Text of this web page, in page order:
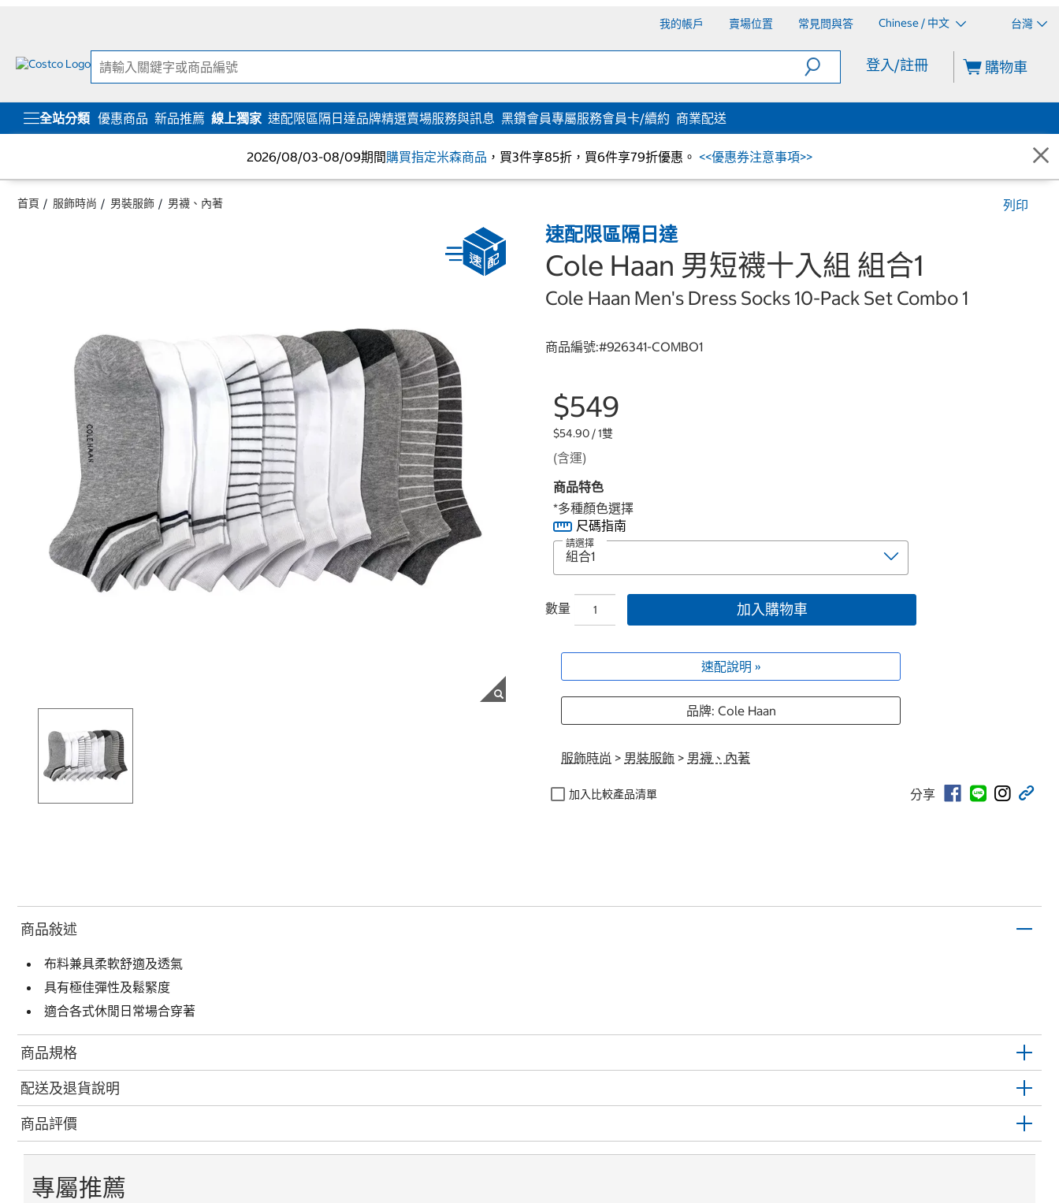
我的帳戶 賣場位置 常見問與答 Chinese / 中文 台灣
登入/註冊 購物車
全站分類 優惠商品 新品推薦 線上獨家 速配限區隔日達品牌精選賣場服務與訊息 黑鑽會員專屬服務會員卡/續約 商業配送
2026/08/03-08/09期間購買指定米森商品 ，買3件享85折，買6件享79折優惠。 <<優惠券注意事項>>
首頁 服飾時尚 男裝服飾 男襪、內著 列印
速配限區隔日達
Cole Haan 男短襪十入組 組合1
Cole Haan Men's Dress Socks 10-Pack Set Combo 1
商品編號:#926341-COMBO1
$549
$54.90 / 1雙
(含運)
商品特色
*多種顏色選擇
尺碼指南
請選擇
數量 加入購物車
速配說明 »
品牌: Cole Haan
服飾時尚 > 男裝服飾 > 男襪、內著
加入比較產品清單 分享
商品敍述
布料兼具柔軟舒適及透氣
具有極佳彈性及鬆緊度
適合各式休閒日常場合穿著
商品規格
配送及退貨說明
商品評價
專屬推薦